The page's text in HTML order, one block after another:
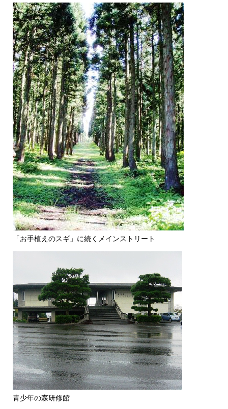
「お手植えのスギ」に続くメインストリート
青少年の森研修館